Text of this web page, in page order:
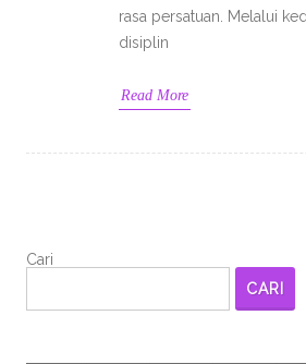
rasa persatuan. Melalui
disiplin
Read More
Cari
CARI